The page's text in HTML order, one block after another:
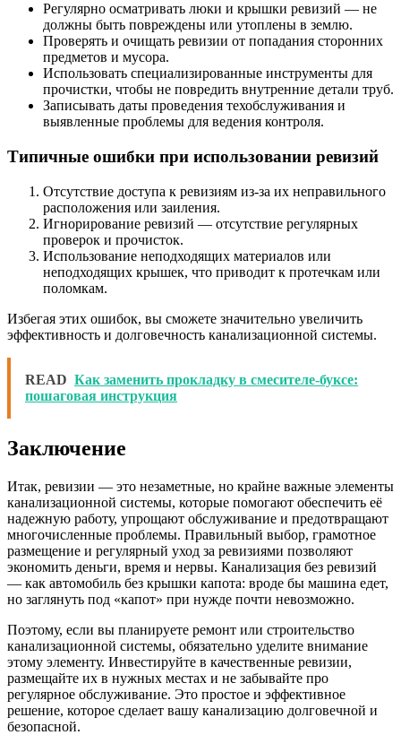
Регулярно осматривать люки и крышки ревизий — не
должны быть повреждены или утоплены в землю.
Проверять и очищать ревизии от попадания сторонних
предметов и мусора.
Использовать специализированные инструменты для
прочистки, чтобы не повредить внутренние детали труб.
Записывать даты проведения техобслуживания и
выявленные проблемы для ведения контроля.
Типичные ошибки при использовании ревизий
Отсутствие доступа к ревизиям из-за их неправильного
расположения или заиления.
Игнорирование ревизий — отсутствие регулярных
проверок и прочисток.
Использование неподходящих материалов или
неподходящих крышек, что приводит к протечкам или
поломкам.
Избегая этих ошибок, вы сможете значительно увеличить
эффективность и долговечность канализационной системы.
READ Как заменить прокладку в смесителе-буксе:
пошаговая инструкция
Заключение
Итак, ревизии — это незаметные, но крайне важные элементы
канализационной системы, которые помогают обеспечить её
надежную работу, упрощают обслуживание и предотвращают
многочисленные проблемы. Правильный выбор, грамотное
размещение и регулярный уход за ревизиями позволяют
экономить деньги, время и нервы. Канализация без ревизий
— как автомобиль без крышки капота: вроде бы машина едет,
но заглянуть под «капот» при нужде почти невозможно.
Поэтому, если вы планируете ремонт или строительство
канализационной системы, обязательно уделите внимание
этому элементу. Инвестируйте в качественные ревизии,
размещайте их в нужных местах и не забывайте про
регулярное обслуживание. Это простое и эффективное
решение, которое сделает вашу канализацию долговечной и
безопасной.